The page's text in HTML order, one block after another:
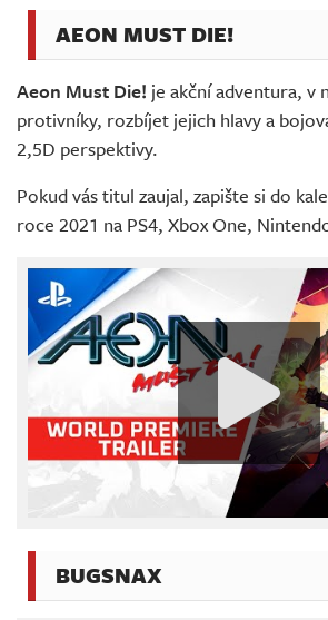
AEON MUST DIE!
Aeon Must Die! je akční adventura, v
protivníky, rozbíjet jejich hlavy a
2,5D perspektivy.
Pokud vás titul zaujal, zapište si do
roce 2021 na PS4, Xbox One,
BUGSNAX